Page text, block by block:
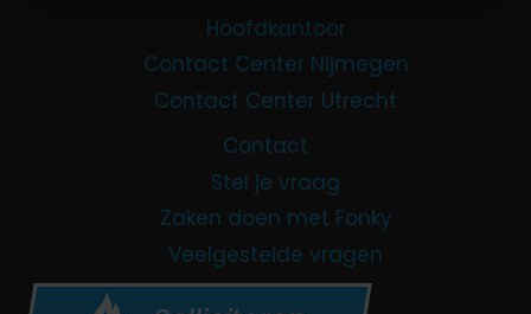
Hoofdkantoor
Contact Center Nijmegen
Contact Center Utrecht
Contact
Stel je vraag
Zaken doen met Fonky
Veelgestelde vragen